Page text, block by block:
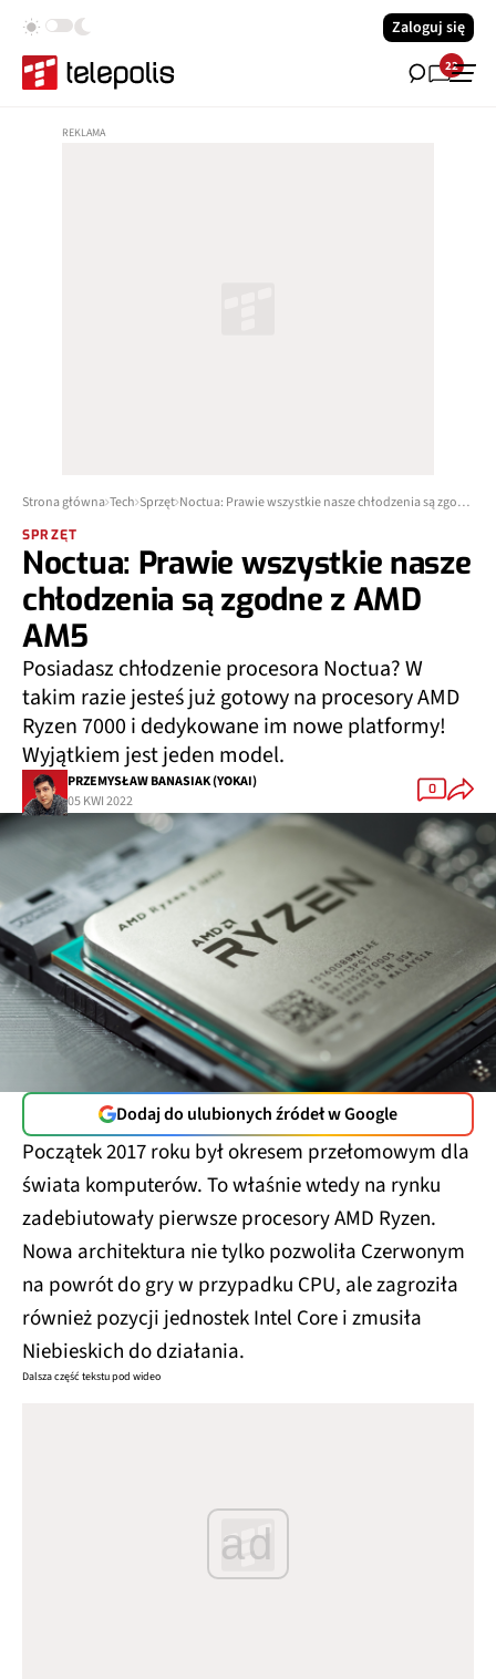
Zaloguj się
22
Strona główna Tech Sprzęt Noctua: Prawie wszystkie nasze chłodzenia są zgodne z AMD AM5
SPRZĘT
Noctua: Prawie wszystkie nasze
chłodzenia są zgodne z AMD
AM5
Posiadasz chłodzenie procesora Noctua? W
takim razie jesteś już gotowy na procesory AMD
Ryzen 7000 i dedykowane im nowe platformy!
Wyjątkiem jest jeden model.
PRZEMYSŁAW BANASIAK (YOKAI)
05 KWI 2022
0
Dodaj do ulubionych źródeł w Google
Początek 2017 roku był okresem przełomowym dla
świata komputerów. To właśnie wtedy na rynku
zadebiutowały pierwsze procesory AMD Ryzen.
Nowa architektura nie tylko pozwoliła Czerwonym
na powrót do gry w przypadku CPU, ale zagroziła
również pozycji jednostek Intel Core i zmusiła
Niebieskich do działania.
Dalsza część tekstu pod wideo
ad